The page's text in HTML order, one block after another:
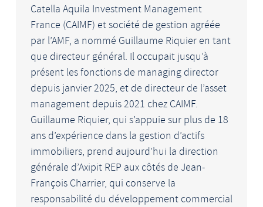
Catella Aquila Investment Management
France (CAIMF) et société de gestion agréée
par l’AMF, a nommé Guillaume Riquier en tant
que directeur général. Il occupait jusqu’à
présent les fonctions de managing director
depuis janvier 2025, et de directeur de l’asset
management depuis 2021 chez CAIMF.
Guillaume Riquier, qui s’appuie sur plus de 18
ans d’expérience dans la gestion d’actifs
immobiliers, prend aujourd’hui la direction
générale d’Axipit REP aux côtés de Jean-
François Charrier, qui conserve la
responsabilité du développement commercial